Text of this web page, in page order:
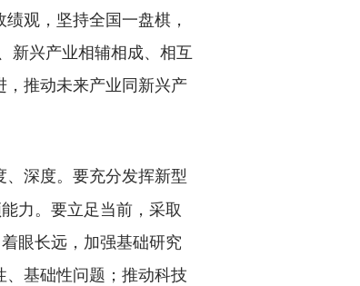
观，坚持全国一盘棋，
新兴产业相辅相成、相互
推动未来产业同新兴产
深度。要充分发挥新型
力。要立足当前，采取
眼长远，加强基础研究
基础性问题；推动科技